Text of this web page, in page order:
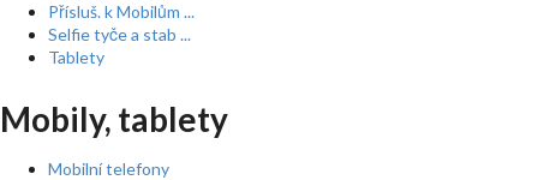
Přísluš. k Mobilům ...
Selfie tyče a stab ...
Tablety
Mobily, tablety
Mobilní telefony